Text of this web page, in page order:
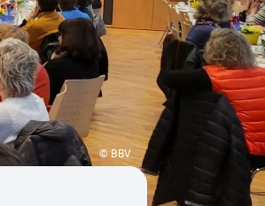
© BBV